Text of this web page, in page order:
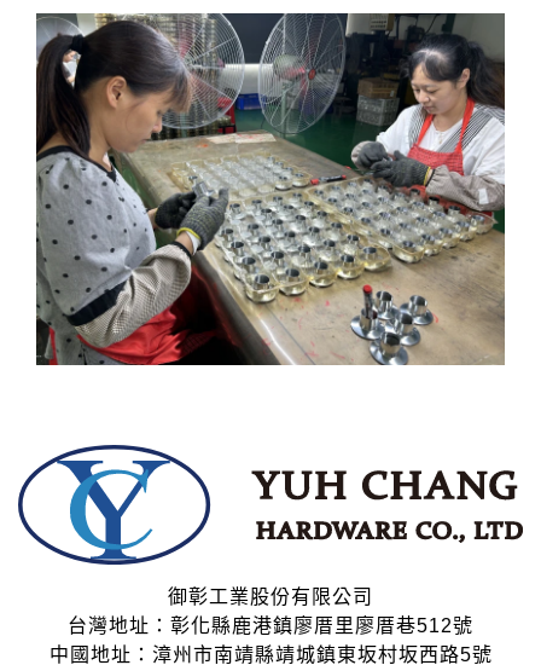
御彰工業股份有限公司
台灣地址：彰化縣鹿港鎮廖厝里廖厝巷512號
中國地址：漳州市南靖縣靖城鎮東坂村坂西路5號